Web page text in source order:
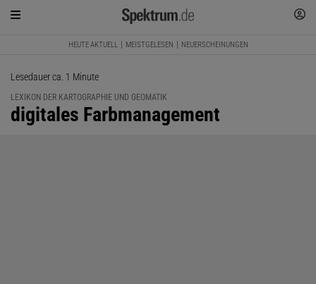
HEUTE AKTUELL MEISTGELESEN NEUERSCHEINUNGEN
Lesedauer ca. 1 Minute
LEXIKON DER KARTOGRAPHIE UND GEOMATIK
:
digitales Farbmanagement